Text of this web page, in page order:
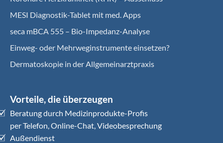
MESI Diagnostik-Tablet mit med. Apps
seca mBCA 555 – Bio-Impedanz-Analyse
Einweg- oder Mehrweginstrumente einsetzen?
Dermatoskopie in der Allgemeinarztpraxis
Vorteile, die überzeugen
Beratung durch Medizinprodukte-Profis
per Telefon, Online-Chat, Videobesprechung
Außendienst